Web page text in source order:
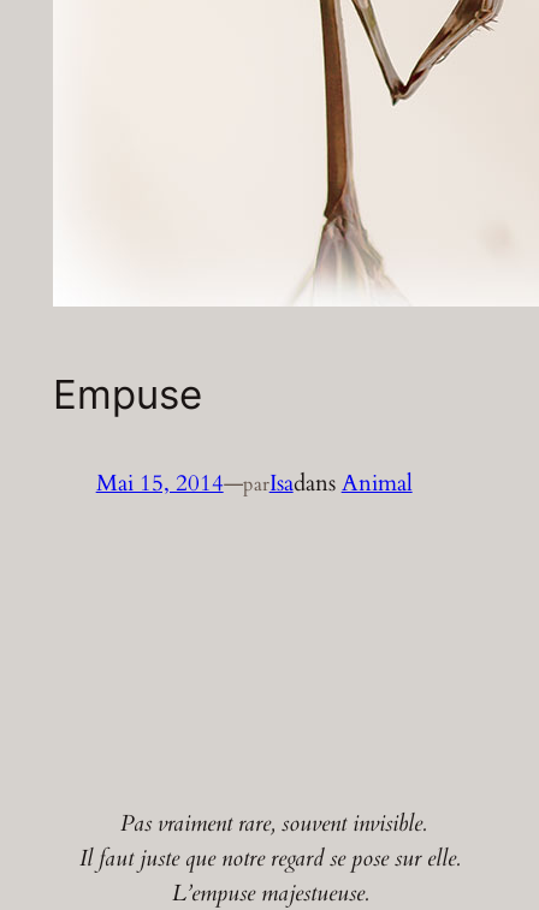
Empuse
Mai 15, 2014—parIsadansAnimal
Pas vraiment rare, souvent invisible.
Il faut juste que notre regard se pose sur elle.
L’empuse majestueuse.